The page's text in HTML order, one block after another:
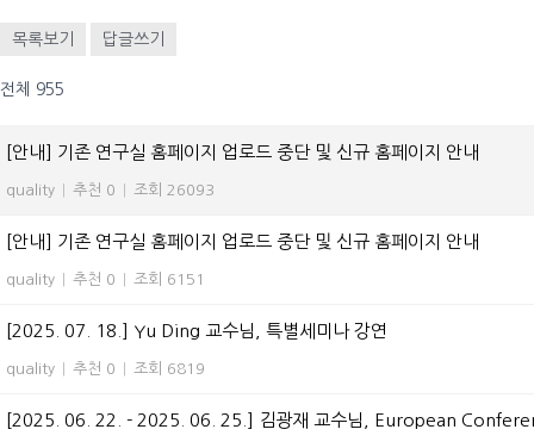
목록보기 답글쓰기
전체 955
[안내] 기존 연구실 홈페이지 업로드 중단 및 신규 홈페이지 안내
quality 추천 0 조회 26093
[안내] 기존 연구실 홈페이지 업로드 중단 및 신규 홈페이지 안내
quality 추천 0 조회 6151
[2025. 07. 18.] Yu Ding 교수님, 특별세미나 강연
quality 추천 0 조회 6819
[2025. 06. 22. - 2025. 06. 25.] 김광재 교수님, European